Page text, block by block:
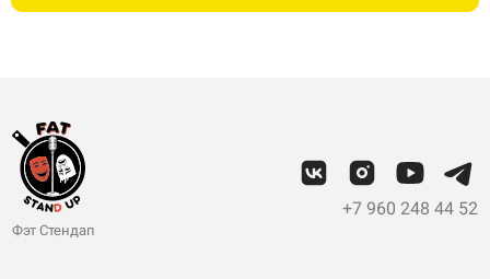
Фэт Стендап
+7 960 248 44 52